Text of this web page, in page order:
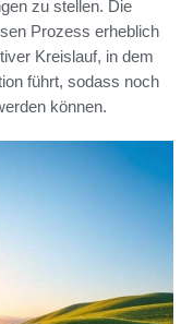
zu stellen. Die
Prozess erheblich
Kreislauf, in dem
führt, sodass noch
können.